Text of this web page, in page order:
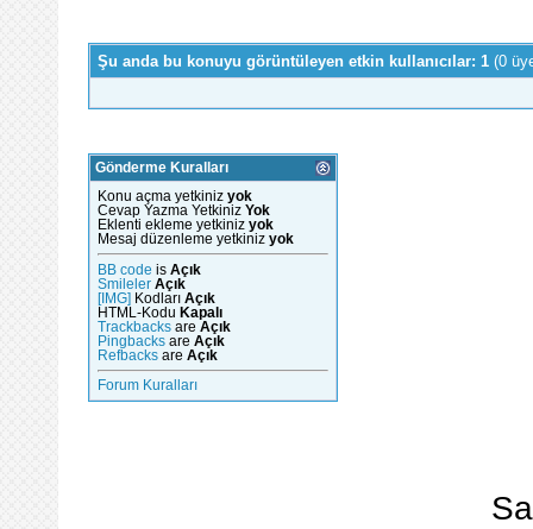
Şu anda bu konuyu görüntüleyen etkin kullanıcılar: 1 (0
Gönderme Kuralları
Konu açma yetkiniz yok
Cevap Yazma Yetkiniz Yok
Eklenti ekleme yetkiniz yok
Mesaj düzenleme yetkiniz yok
BB code is Açık
Smileler Açık
[IMG] Kodları Açık
HTML-Kodu Kapalı
Trackbacks are Açık
Pingbacks are Açık
Refbacks are Açık
Forum Kuralları